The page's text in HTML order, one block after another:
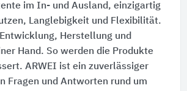
im In- und Ausland, einzigartig
Langlebigkeit und Flexibilität.
Herstellung und
Hand. So werden die Produkte
ARWEI ist ein zuverlässiger
Fragen und Antworten rund um